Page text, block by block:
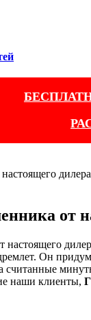
от
Он
считанные
наши клиенты,